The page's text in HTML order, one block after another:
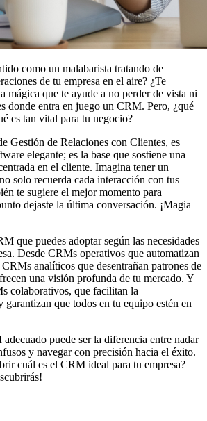
como un malabarista tratando de
de tu empresa en el aire? ¿Te
mágica que te ayude a no perder de vista ni
donde entra en juego un CRM. Pero, ¿qué
es tan vital para tu negocio?
Gestión de Relaciones con Clientes, es
elegante; es la base que sostiene una
en el cliente. Imagina tener un
solo recuerda cada interacción con tus
te sugiere el mejor momento para
dejaste la última conversación. ¡Magia
que puedes adoptar según las necesidades
Desde CRMs operativos que automatizan
analíticos que desentrañan patrones de
una visión profunda de tu mercado. Y
colaborativos, que facilitan la
que todos en tu equipo estén en
puede ser la diferencia entre nadar
y navegar con precisión hacia el éxito.
cuál es el CRM ideal para tu empresa?